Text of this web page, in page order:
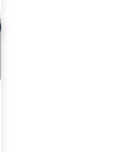
favoritter